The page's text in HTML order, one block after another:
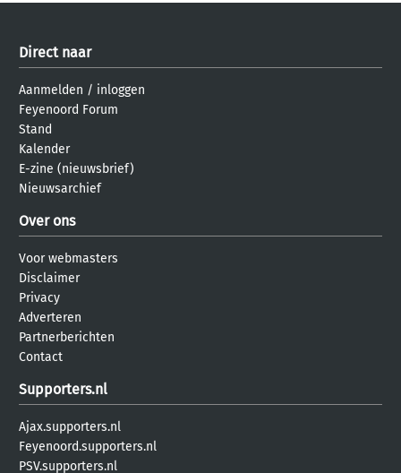
Direct naar
Aanmelden / inloggen
Feyenoord Forum
Stand
Kalender
E-zine (nieuwsbrief)
Nieuwsarchief
Over ons
Voor webmasters
Disclaimer
Privacy
Adverteren
Partnerberichten
Contact
Supporters.nl
Ajax.supporters.nl
Feyenoord.supporters.nl
PSV.supporters.nl